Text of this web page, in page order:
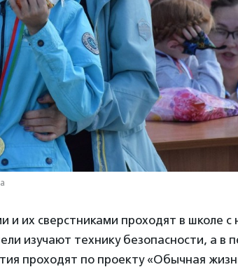
и их сверстниками проходят в школе с
изучают технику безопасности, а в
проходят по проекту «Обычная